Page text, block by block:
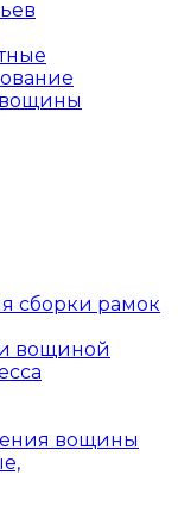
сборки рамок
вощиной
вощины